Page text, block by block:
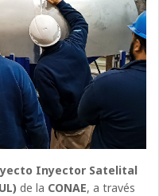
Inyector Satelital
de la CONAE, a través